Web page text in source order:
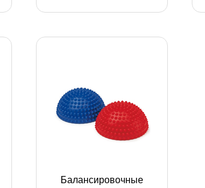
Балансировочные